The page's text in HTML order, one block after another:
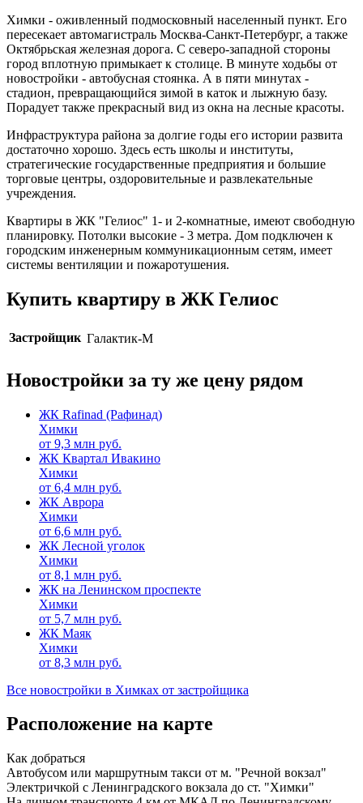
Химки - оживленный подмосковный населенный пункт. Его
пересекает автомагистраль Москва-Санкт-Петербург, а также
Октябрьская железная дорога. С северо-западной стороны
город вплотную примыкает к столице. В минуте ходьбы от
новостройки - автобусная стоянка. А в пяти минутах -
стадион, превращающийся зимой в каток и лыжную базу.
Порадует также прекрасный вид из окна на лесные красоты.
Инфраструктура района за долгие годы его истории развита
достаточно хорошо. Здесь есть школы и институты,
стратегические государственные предприятия и большие
торговые центры, оздоровительные и развлекательные
учреждения.
Квартиры в ЖК "Гелиос" 1- и 2-комнатные, имеют свободную
планировку. Потолки высокие - 3 метра. Дом подключен к
городским инженерным коммуникационным сетям, имеет
системы вентиляции и пожаротушения.
Купить квартиру в ЖК Гелиос
Застройщик Галактик-М
Новостройки за ту же цену рядом
ЖК Rafinad (Рафинад)
Химки
от 9,3 млн руб.
ЖК Квартал Ивакино
Химки
от 6,4 млн руб.
ЖК Аврора
Химки
от 6,6 млн руб.
ЖК Лесной уголок
Химки
от 8,1 млн руб.
ЖК на Ленинском проспекте
Химки
от 5,7 млн руб.
ЖК Маяк
Химки
от 8,3 млн руб.
Все новостройки в Химках от застройщика
Расположение на карте
Как добраться
Автобусом или маршрутным такси от м. "Речной вокзал"
Электричкой с Ленинградского вокзала до ст. "Химки"